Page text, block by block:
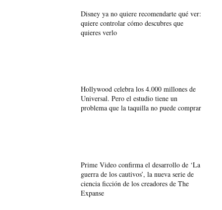
Disney ya no quiere recomendarte qué ver:
quiere controlar cómo descubres que
quieres verlo
Hollywood celebra los 4.000 millones de
Universal. Pero el estudio tiene un
problema que la taquilla no puede comprar
Prime Video confirma el desarrollo de ‘La
guerra de los cautivos’, la nueva serie de
ciencia ficción de los creadores de The
Expanse